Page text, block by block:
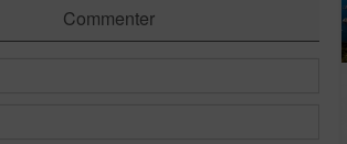
Commenter